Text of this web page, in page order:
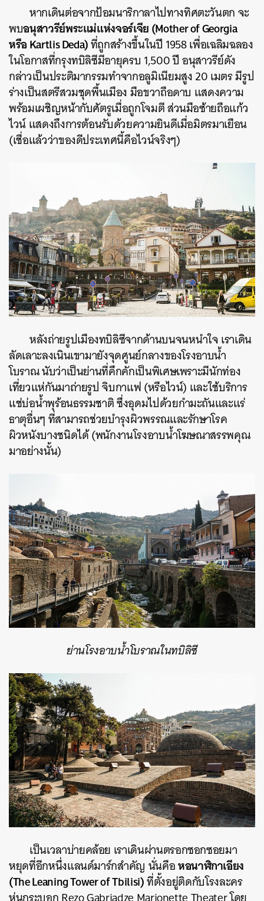
หากเดินต่อจากป้อมนาริกาลาไปทางทิศตะวันตก จะ
พบอนุสาวรีย์พระแม่แห่งจอร์เจีย (Mother of Georgia
หรือ Kartlis Deda)ที่ถูกสร้างขึ้นในปี 1958 เพื่อเฉลิมฉลอง
ในโอกาสที่กรุงทบิลิซีมีอายุครบ 1,500 ปีอนุสาวรีย์ดัง
กล่าวเป็นประติมากรรมทำจากอลูมิเนียมสูง 20 เมตร มีรูป
ร่างเป็นสตรีสวมชุดพื้นเมือง มือขวาถือดาบ แสดงความ
พร้อมเผชิญหน้ากับศัตรูเมื่อถูกโจมตี ส่วนมือซ้ายถือแก้ว
ไวน์ แสดงถึงการต้อนรับด้วยความยินดีเมื่อมิตรมาเยือน
(เชื่อแล้วว่าของดีประเทศนี้คือไวน์จริงๆ)
หลังถ่ายรูปเมืองทบิลิซีจากด้านบนจนหนำใจ เราเดิน
ลัดเลาะลงเนินเขามายังจุดศูนย์กลางของโรงอาบน้ำ
โบราณ นับว่าเป็นย่านที่คึกคักเป็นพิเศษเพราะมีนักท่อง
เที่ยวแห่กันมาถ่ายรูป จิบกาแฟ (หรือไวน์) และใช้บริการ
แช่บ่อน้ำพุร้อนธรรมชาติ ซึ่งอุดมไปด้วยกำมะถันและแร่
ธาตุอื่นๆ ที่สามารถช่วยบำรุงผิวพรรณและรักษาโรค
ผิวหนังบางชนิดได้ (พนักงานโรงอาบน้ำโฆษณาสรรพคุณ
มาอย่างนั้น)
ย่านโรงอาบน้ำโบราณในทบิลิซี
เป็นเวลาบ่ายคล้อย เราเดินผ่านตรอกซอกซอยมา
หยุดที่อีกหนึ่งแลนด์มาร์กสำคัญ นั่นคือหอนาฬิกาเอียง
(The Leaning Tower of Tbilisi)ที่ตั้งอยู่ติดกับโรงละคร